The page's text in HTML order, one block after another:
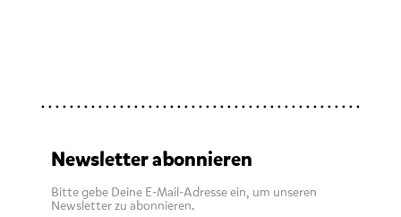
Newsletter abonnieren
Bitte gebe Deine E-Mail-Adresse ein, um unseren
Newsletter zu abonnieren.